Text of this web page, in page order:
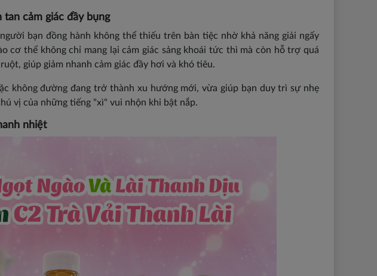
cảm giác đầy bụng
bạn đồng hành không thể thiếu trên bàn tiệc nhờ khả năng giải ngấy
cơ thể không chỉ mang lại cảm giác sảng khoái tức thì mà còn hỗ trợ quá
giúp giảm nhanh cảm giác đầy hơi và khó tiêu.
không đường đang trở thành xu hướng mới, vừa giúp bạn duy trì sự nhẹ
vị của những tiếng "xì" vui nhộn khi bật nắp.
nhiệt